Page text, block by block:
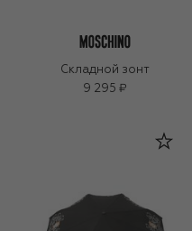
Складной зонт
9 295 ₽